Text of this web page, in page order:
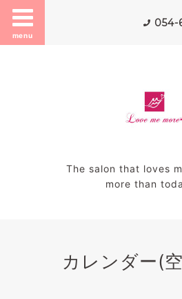
menu
054-
The salon that loves
more than
カレンダー(